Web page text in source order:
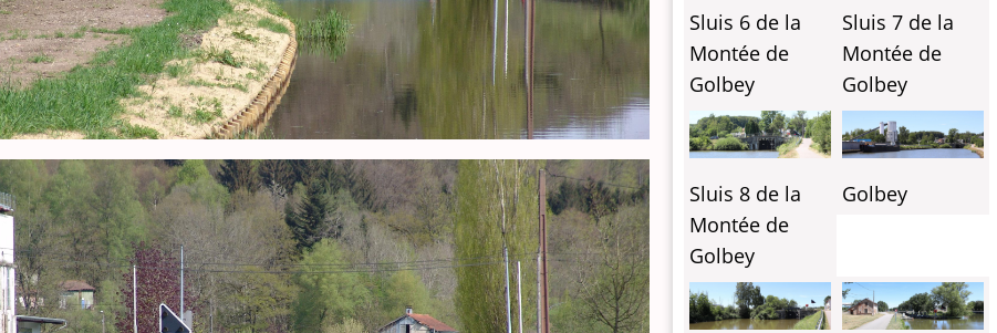
Sluis 6 de la
Montée de
Golbey
Sluis 7 de la
Montée de
Golbey
Sluis 8 de la
Montée de
Golbey
Golbey